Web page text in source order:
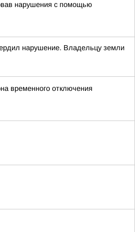
нарушения с помощью
нарушение. Владельцу земли
временного отключения